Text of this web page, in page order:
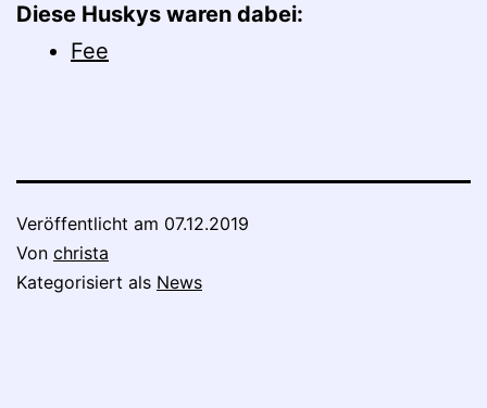
Diese Huskys waren dabei:
Fee
Veröffentlicht am 07.12.2019
Von christa
Kategorisiert als News